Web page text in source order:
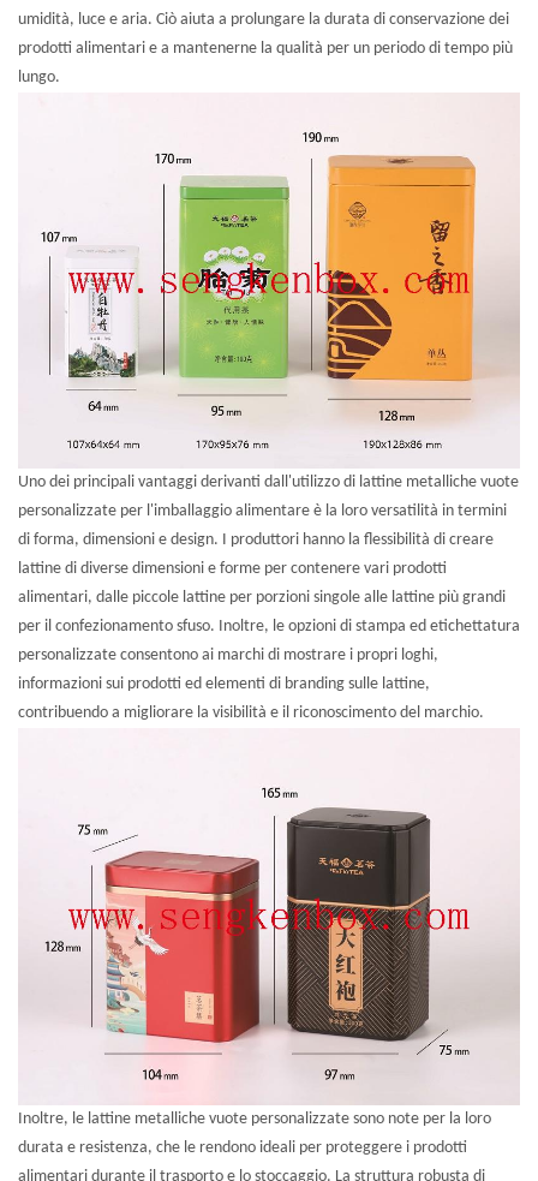
umidità, luce e aria. Ciò aiuta a prolungare la durata di conservazione dei
prodotti alimentari e a mantenerne la qualità per un periodo di tempo più
lungo.
Uno dei principali vantaggi derivanti dall'utilizzo di lattine metalliche vuote
personalizzate per l'imballaggio alimentare è la loro versatilità in termini
di forma, dimensioni e design. I produttori hanno la flessibilità di creare
lattine di diverse dimensioni e forme per contenere vari prodotti
alimentari, dalle piccole lattine per porzioni singole alle lattine più grandi
per il confezionamento sfuso. Inoltre, le opzioni di stampa ed etichettatura
personalizzate consentono ai marchi di mostrare i propri loghi,
informazioni sui prodotti ed elementi di branding sulle lattine,
contribuendo a migliorare la visibilità e il riconoscimento del marchio.
Inoltre, le lattine metalliche vuote personalizzate sono note per la loro
durata e resistenza, che le rendono ideali per proteggere i prodotti
alimentari durante il trasporto e lo stoccaggio. La struttura robusta di